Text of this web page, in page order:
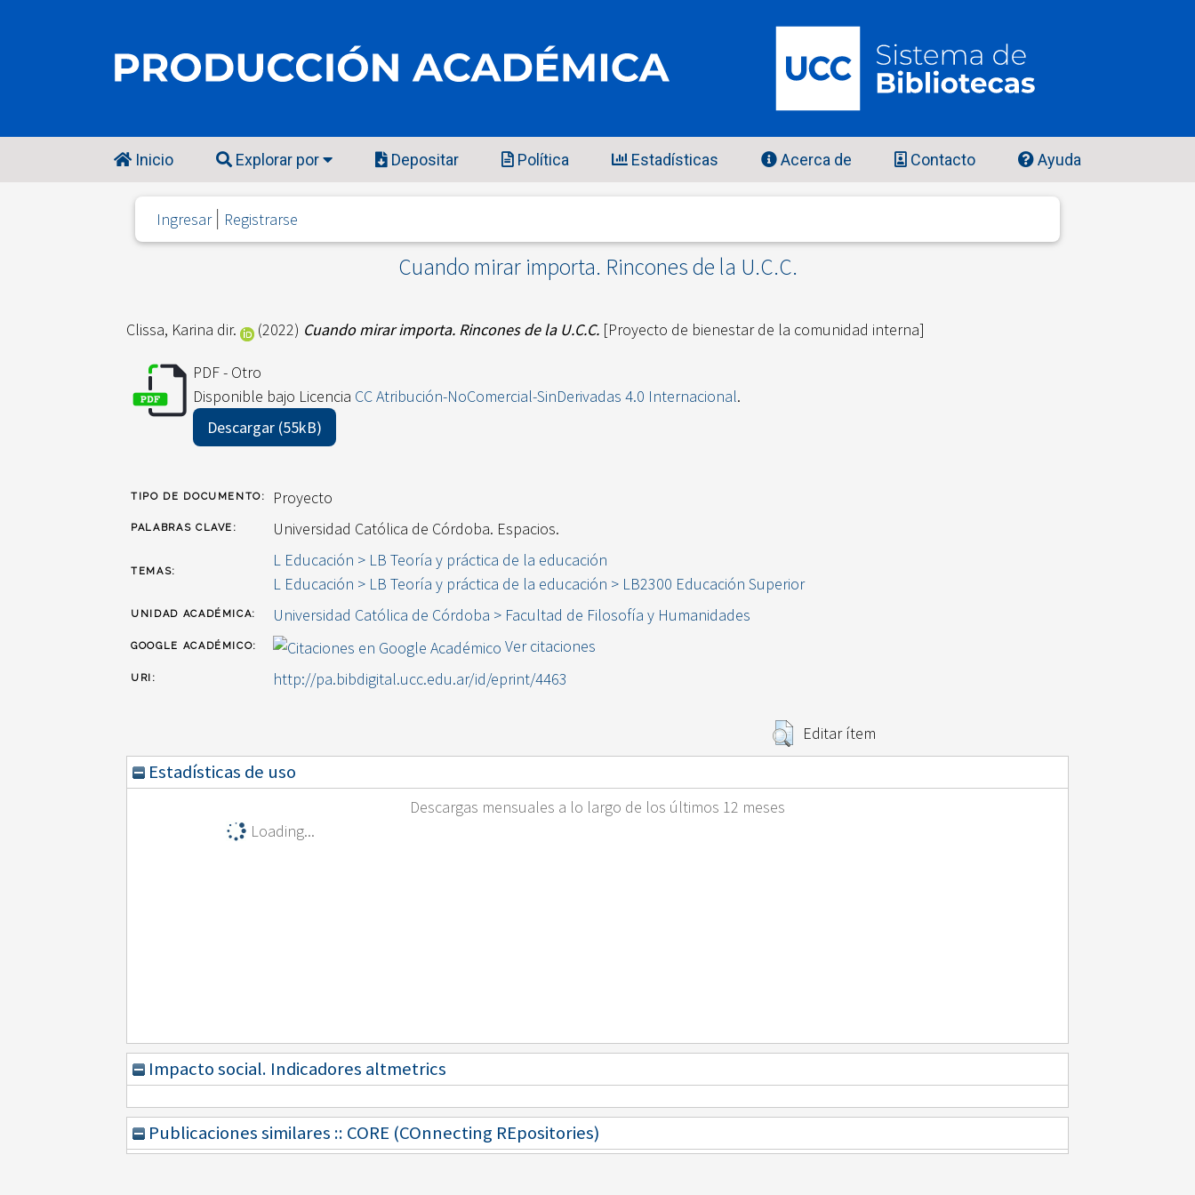
Inicio Explorar por Depositar Política Estadísticas Acerca de Contacto Ayuda
Ingresar Registrarse
Cuando mirar importa. Rincones de la U.C.C.
Clissa, Karina dir. (2022) Cuando mirar importa. Rincones de la U.C.C. [Proyecto de bienestar de la comunidad interna]
PDF - Otro
Disponible bajo Licencia CC Atribución-NoComercial-SinDerivadas 4.0 Internacional.
Descargar (55kB)
TIPO DE DOCUMENTO: Proyecto
PALABRAS CLAVE: Universidad Católica de Córdoba. Espacios.
TEMAS:
L Educación > LB Teoría y práctica de la educación
L Educación > LB Teoría y práctica de la educación > LB2300 Educación Superior
UNIDAD ACADÉMICA: Universidad Católica de Córdoba > Facultad de Filosofía y Humanidades
GOOGLE ACADÉMICO: Ver citaciones
URI: http://pa.bibdigital.ucc.edu.ar/id/eprint/4463
Editar ítem
Estadísticas de uso
Descargas mensuales a lo largo de los últimos 12 meses
Loading...
Impacto social. Indicadores altmetrics
Publicaciones similares :: CORE (COnnecting REpositories)